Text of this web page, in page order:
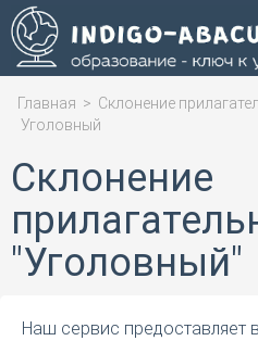
Главная > Склонение
Уголовный
Склонение
"Уголовный"
Наш сервис предоставляет